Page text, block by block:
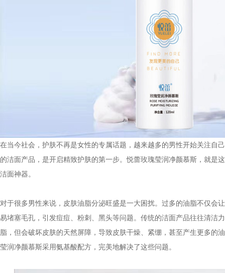
在当今社会，护肤不再是女性的专属话题，越来越多的男性开始关注自
的洁面产品，是开启精致护肤的第一步。悦蕾玫瑰莹润净颜慕斯，就是
洁面神器。
对于很多男性来说，皮肤油脂分泌旺盛是一大困扰。过多的油脂不仅会
易堵塞毛孔，引发痘痘、粉刺、黑头等问题。传统的洁面产品往往清洁
脂，但会破坏皮肤的天然屏障，导致皮肤干燥、紧绷，甚至产生更多的
莹润净颜慕斯采用氨基酸配方，完美地解决了这些问题。